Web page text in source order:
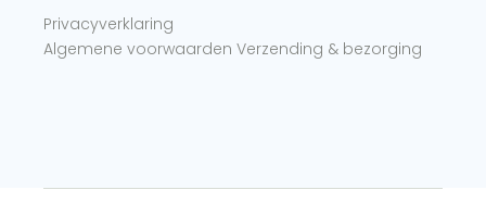
Privacyverklaring
Algemene voorwaarden Verzending & bezorging